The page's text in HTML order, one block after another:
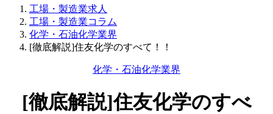
工場・製造業求人
工場・製造業コラム
化学・石油化学業界
[徹底解説]住友化学のすべて！！
化学・石油化学業界
[徹底解説]住友化学のすべ